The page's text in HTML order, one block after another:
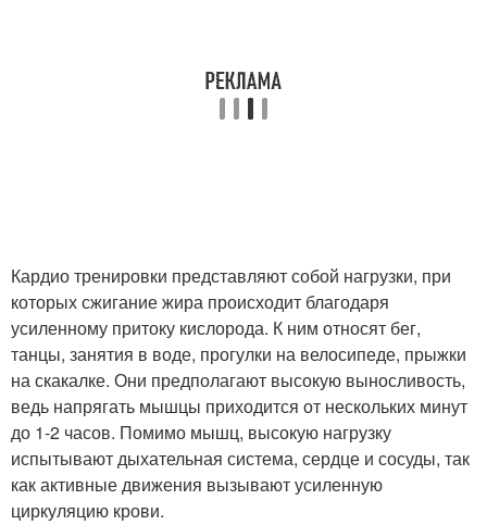
Кардио тренировки представляют собой нагрузки, при
которых сжигание жира происходит благодаря
усиленному притоку кислорода. К ним относят бег,
танцы, занятия в воде, прогулки на велосипеде, прыжки
на скакалке. Они предполагают высокую выносливость,
ведь напрягать мышцы приходится от нескольких минут
до 1-2 часов. Помимо мышц, высокую нагрузку
испытывают дыхательная система, сердце и сосуды, так
как активные движения вызывают усиленную
циркуляцию крови.